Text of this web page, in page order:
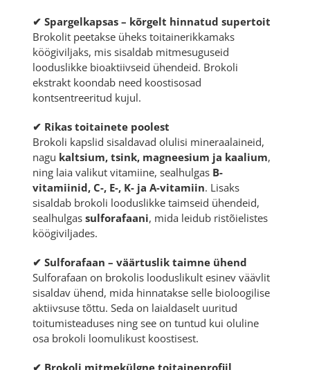
✔ Spargelkapsas – kõrgelt hinnatud supertoit
Brokolit peetakse üheks toitainerikkamaks
köögiviljaks, mis sisaldab mitmesuguseid
looduslikke bioaktiivseid ühendeid. Brokoli
ekstrakt koondab need koostisosad
kontsentreeritud kujul.
✔ Rikas toitainete poolest
Brokoli kapslid sisaldavad olulisi mineraalaineid,
nagu kaltsium, tsink, magneesium ja kaalium,
ning laia valikut vitamiine, sealhulgas B-
vitamiinid, C-, E-, K- ja A-vitamiin. Lisaks
sisaldab brokoli looduslikke taimseid ühendeid,
sealhulgas sulforafaani, mida leidub ristõielistes
köögiviljades.
✔ Sulforafaan – väärtuslik taimne ühend
Sulforafaan on brokolis looduslikult esinev väävlit
sisaldav ühend, mida hinnatakse selle bioloogilise
aktiivsuse tõttu. Seda on laialdaselt uuritud
toitumisteaduses ning see on tuntud kui oluline
osa brokoli loomulikust koostisest.
✔ Brokoli mitmekülgne toitaineprofiil